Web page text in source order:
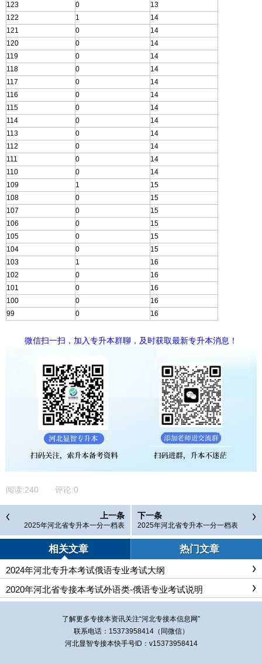
123
0
13
122
1
14
121
0
14
120
0
14
119
0
14
118
0
14
117
0
14
116
0
14
115
0
14
114
0
14
113
0
14
112
0
14
111
0
14
110
0
14
109
1
15
108
0
15
107
0
15
106
0
15
105
0
15
104
0
15
103
1
16
102
0
16
101
0
16
100
0
16
99
0 16
微信扫一扫，加入专升本群聊，及时获取最新专升本消息！
阅读:240 评论:0
上一条
2025年河北省专升本一分一档表
（普通考生）-外语-德语
下一条
2025年河北省专升本一分一档表
（普通考生）-外语-法语
相关文章 热门文章
2024年河北专升本考试俄语专业考试大纲
2020年河北省专接本考试外语类-俄语专业考试说明
了解更多专接本资讯关注“河北专接本信息网”
联系电话：15373958414（同微信）
河北显智专接本快手号ID：v15373958414